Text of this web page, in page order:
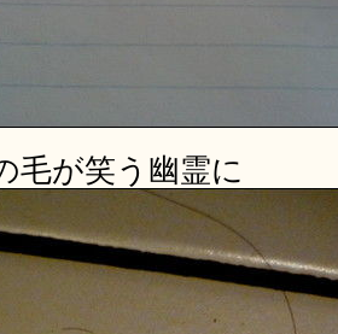
毛が笑う幽霊に